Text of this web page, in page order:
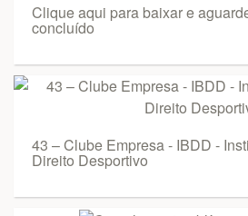
Clique aqui para baixar e
concluído
43 – Clube Empresa - IBDD -
Direito Desportivo